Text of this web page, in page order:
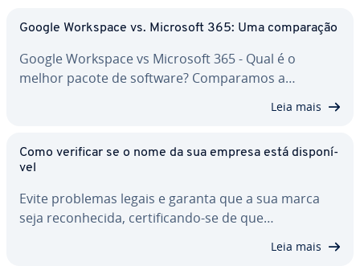
Google Workspace vs. Microsoft 365: Uma com­pa­ra­ção
Google Workspace vs Microsoft 365 - Qual é o
melhor pacote de software? Com­pa­ra­mos a…
Leia mais
Como verificar se o nome da sua empresa está dis­po­ní­
vel
Evite problemas legais e garanta que a sua marca
seja re­co­nhe­cida, cer­ti­fi­cando-se de que…
Leia mais